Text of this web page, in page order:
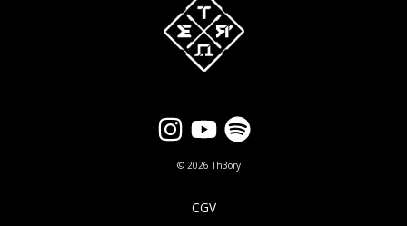
© 2026 Th3ory
CGV